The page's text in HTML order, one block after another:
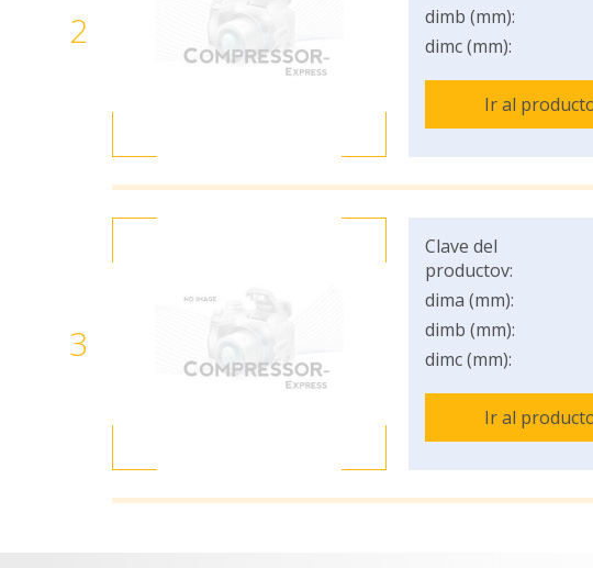
2
dimb (mm):
dimc (mm):
Ir al
3
Clave del
productov:
dima (mm):
dimb (mm):
dimc (mm):
Ir al